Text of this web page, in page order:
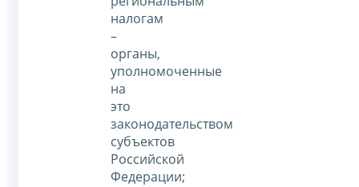
налогам
–
органы,
уполномоченные
на
это
законодательством
субъектов
Российской
Федерации;